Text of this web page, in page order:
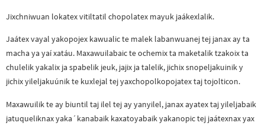
Jixchniwuan lokatex vitiltatil chopolatex mayuk jaákexlalik.
Jaátex vayal yakopojex kawualic te malek labanwuanej tej janax ay ta
macha ya yaí xatáu. Maxawuilabaic te ochemix ta maketalik tzakoix ta
chulelik yakalix ja spabelik jeuk, jajix ja talelik, jichix snopeljakuinik y
jichix yileljakuúnik te kuxlejal tej yaxchopolkopojatex taj tojolticon.
Maxawuilik te ay biuntil taj ilel tej ay yanyilel, janax ayatex taj yileljabaik
jatuqueliknax yaka´kanabaik kaxatoyabaik yakanopic tej jaátexnax yax